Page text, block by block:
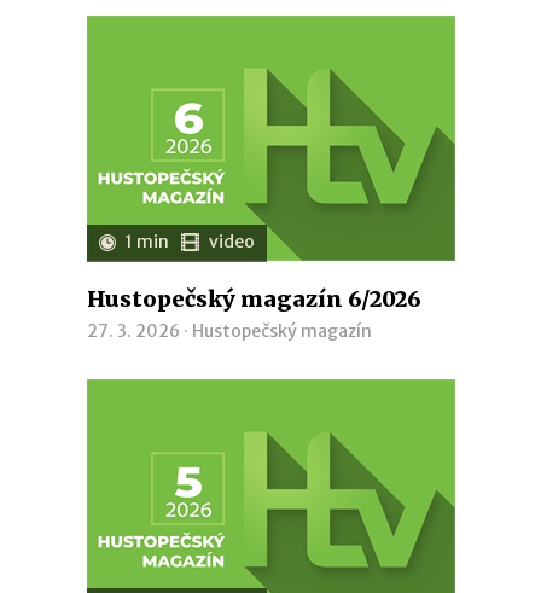
1 min video
Hustopečský magazín 6/2026
27. 3. 2026 · Hustopečský magazín